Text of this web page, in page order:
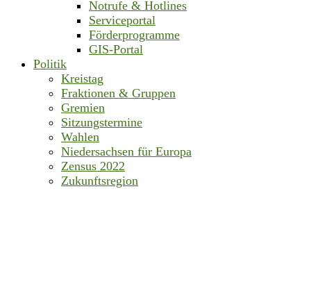
Notrufe & Hotlines
Serviceportal
Förderprogramme
GIS-Portal
Politik
Kreistag
Fraktionen & Gruppen
Gremien
Sitzungstermine
Wahlen
Niedersachsen für Europa
Zensus 2022
Zukunftsregion